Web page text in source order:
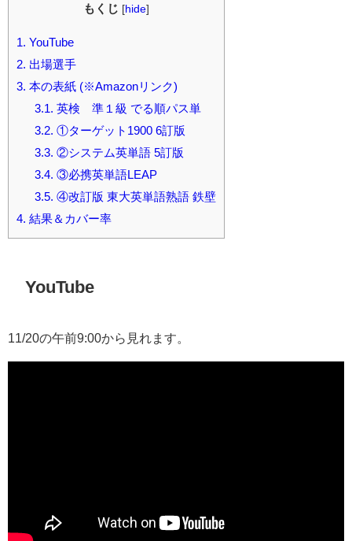
もくじ [hide]
1. YouTube
2. 出場選手
3. 本の表紙 (※Amazonリンク)
3.1. 英検®準１級 でる順パス単
3.2. ①ターゲット1900 6訂版
3.3. ②システム英単語 5訂版
3.4. ③必携英単語LEAP
3.5. ④改訂版 東大英単語熟語 鉄壁
4. 結果＆カバー率
YouTube
11/20の午前9:00から見れます。